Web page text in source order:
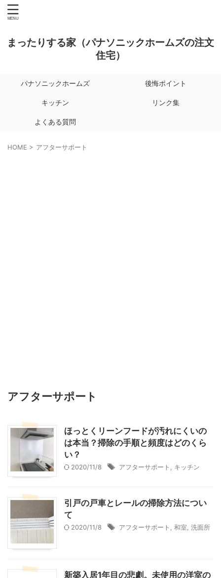
まったりする家（パナソニックホームズの注文
住宅）
パナソニックホームズ 後悔ポイント
キッチン リンク集
よくある質問
HOME > アフターサポート
アフターサポート
ほっとくリーンフードが汚れにくいの
は本当？掃除の手順と頻度はどのくら
い？
2020/11/8 アフターサポート キッチン
引戸の戸車とレールの掃除方法につい
て
2020/11/8 アフターサポート 和室 洗面所
新築入居1年目の悲劇。未使用の洋室の